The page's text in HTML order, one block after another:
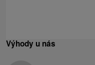
Výhody u nás